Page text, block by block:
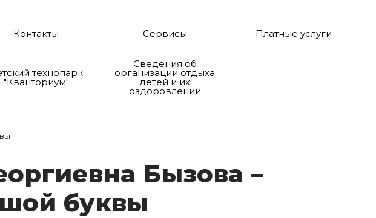
Контакты Сервисы Платные услуги
технопарк
"Кванториум"
Сведения об
организации отдыха
детей и их
оздоровлении
Бы­зо­ва –
бук­вы